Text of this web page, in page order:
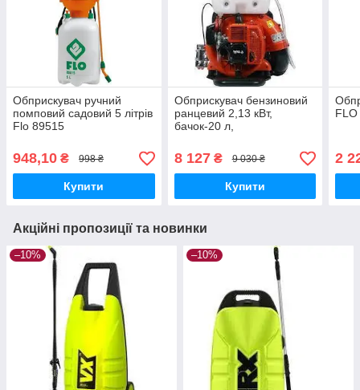
Обприскувач ручний
помповий садовий 5 літрів
Flo 89515
948,10 ₴ 998 ₴
Купити
Обприскувач бензиновий
ранцевий 2,13 кВт,
бачок-20 л,
YATO YT-86240
8 127₴ 9 030 ₴
Купити
2
Акційні пропозиції та новинки
–10% –10%